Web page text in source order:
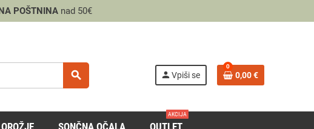
POŠTNINAnad 50€
search person Vpiši se
0
0,00 €
SONČNA OČALA OUTLET
AKCIJA